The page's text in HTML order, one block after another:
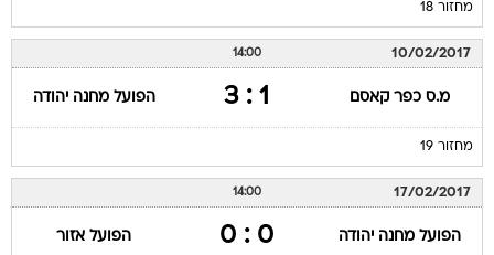
מחזור 18
10/02/2017
14:00
מ.ס כפר קאסם 1 : 3 הפועל מחנה יהודה
מחזור 19
17/02/2017
14:00
הפועל מחנה יהודה 0 : 0 הפועל אזור